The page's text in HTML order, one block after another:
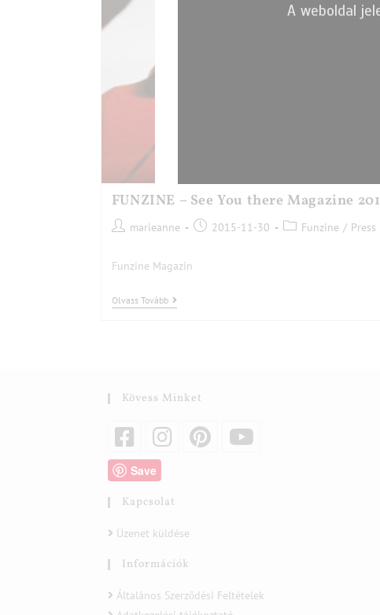
FUNZINE – See You there Magazine
marieanne 2015-11-30 Funzine / Press
Funzine Magazin
Olvass Tovább
Kövess Minket
Save
Kapcsolat
Üzenet küldése
Információk
Általános Szerződési Feltételek
A weboldal